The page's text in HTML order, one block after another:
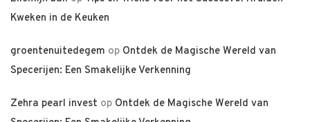
Kweken in de Keuken
groentenuitedegem op Ontdek de Magische Wereld van
Specerijen: Een Smakelijke Verkenning
Zehra pearl invest op Ontdek de Magische Wereld van